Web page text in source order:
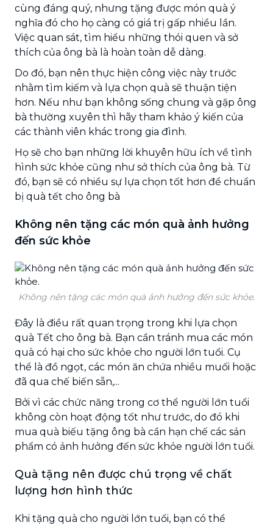
cùng đáng quý, nhưng tặng được món quà ý
nghĩa đó cho họ càng có giá trị gấp nhiều lần.
Việc quan sát, tìm hiểu những thói quen và sở
thích của ông bà là hoàn toàn dễ dàng.
Do đó, bạn nên thực hiện công việc này trước
nhằm tìm kiếm và lựa chọn quà sẽ thuận tiện
hơn. Nếu như bạn không sống chung và gặp ông
bà thường xuyên thì hãy tham khảo ý kiến của
các thành viên khác trong gia đình.
Họ sẽ cho bạn những lời khuyên hữu ích về tình
hình sức khỏe cũng như sở thích của ông bà. Từ
đó, bạn sẽ có nhiều sự lựa chọn tốt hơn để chuẩn
bị quà tết cho ông bà
Không nên tặng các món quà ảnh hưởng
đến sức khỏe
Không nên tặng các món quà ảnh hưởng đến sức khỏe.
Đây là điều rất quan trọng trong khi lựa chọn
quà Tết cho ông bà. Bạn cần tránh mua các món
quà có hại cho sức khỏe cho người lớn tuổi. Cụ
thể là đồ ngọt, các món ăn chứa nhiều muối hoặc
đã qua chế biến sẵn,...
Bởi vì các chức năng trong cơ thể người lớn tuổi
không còn hoạt động tốt như trước, do đó khi
mua quà biếu tặng ông bà cần hạn chế các sản
phẩm có ảnh hưởng đến sức khỏe người lớn tuổi.
Quà tặng nên được chú trọng về chất
lượng hơn hình thức
Khi tặng quà cho người lớn tuổi, bạn có thể